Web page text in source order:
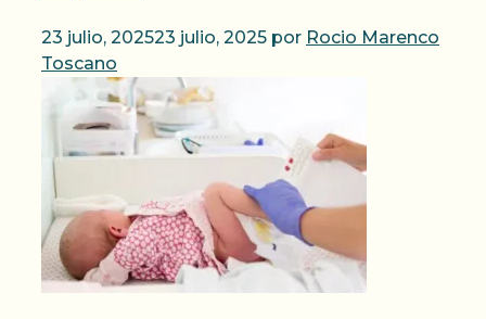
23 julio, 202523 julio, 2025 por Rocio Marenco
Toscano